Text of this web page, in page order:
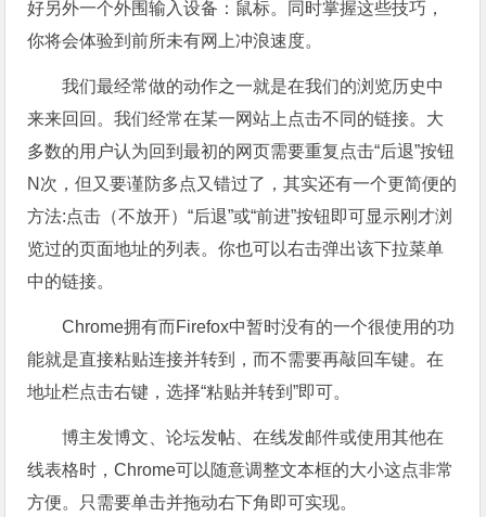
好另外一个外围输入设备：鼠标。同时掌握这些技巧，
你将会体验到前所未有网上冲浪速度。
我们最经常做的动作之一就是在我们的浏览历史中
来来回回。我们经常在某一网站上点击不同的链接。大
多数的用户认为回到最初的网页需要重复点击“后退”按钮
N次，但又要谨防多点又错过了，其实还有一个更简便的
方法:点击（不放开）“后退”或“前进”按钮即可显示刚才浏
览过的页面地址的列表。你也可以右击弹出该下拉菜单
中的链接。
Chrome拥有而Firefox中暂时没有的一个很使用的功
能就是直接粘贴连接并转到，而不需要再敲回车键。在
地址栏点击右键，选择“粘贴并转到”即可。
博主发博文、论坛发帖、在线发邮件或使用其他在
线表格时，Chrome可以随意调整文本框的大小这点非常
方便。只需要单击并拖动右下角即可实现。